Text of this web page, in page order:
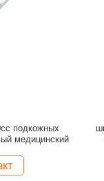
подкожных
медицинский